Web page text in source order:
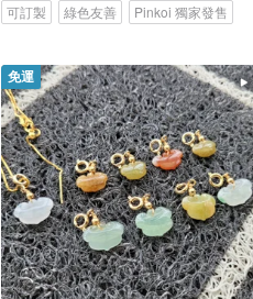
可訂製 綠色友善 Pinkoi 獨家發售
免運